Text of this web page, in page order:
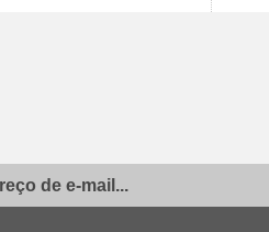
de e-mail...